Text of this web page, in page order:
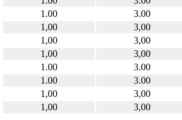
1.00
3.00
1,00
3,00
1,00
3,00
1,00
3,00
1.00
3.00
1.00
3.00
1,00
3,00
1,00 3,00